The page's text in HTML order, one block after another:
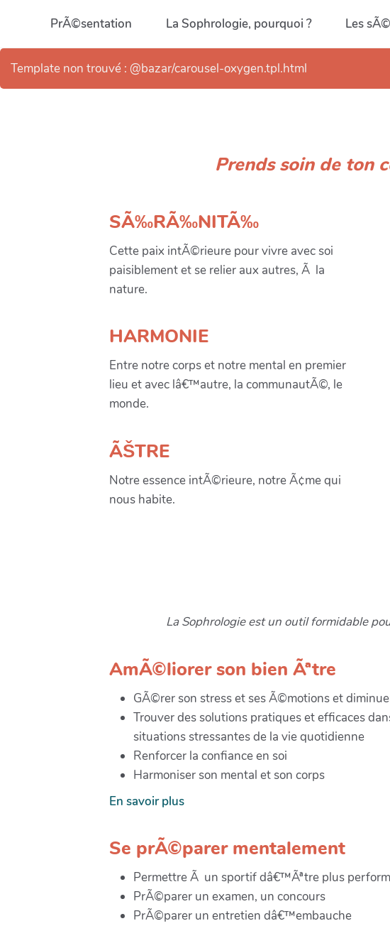
Aller au contenu principal
PrÃ©sentation La Sophrologie, pourquoi ? Les
Template non trouvé : @bazar/carousel-oxygen.tpl.html
Prends soin de ton
SÃ‰RÃ‰NITÃ‰
Cette paix intÃ©rieure pour vivre avec soi
paisiblement et se relier aux autres, Ã la
nature.
HARMONIE
Entre notre corps et notre mental en premier
lieu et avec lâ€™autre, la communautÃ©, le
monde.
ÃŠTRE
Notre essence intÃ©rieure, notre Ã¢me qui
nous habite.
La Sophrologie est un outil formidable
AmÃ©liorer son bien Ãªtre
GÃ©rer son stress et ses Ã©motions et
Trouver des solutions pratiques et efficaces
situations stressantes de la vie quotidienne
Renforcer la confiance en soi
Harmoniser son mental et son corps
En savoir plus
Se prÃ©parer mentalement
Permettre Ã un sportif dâ€™Ãªtre plus
PrÃ©parer un examen, un concours
PrÃ©parer un entretien dâ€™embauche